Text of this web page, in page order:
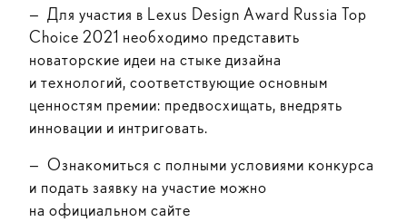
— Для участия в Lexus Design Award Russia Top
Choice 2021 необходимо представить
новаторские идеи на стыке дизайна
и технологий, соответствующие основным
ценностям премии: предвосхищать, внедрять
инновации и интриговать.
— Ознакомиться с полными условиями конкурса
и подать заявку на участие можно
на официальном сайте